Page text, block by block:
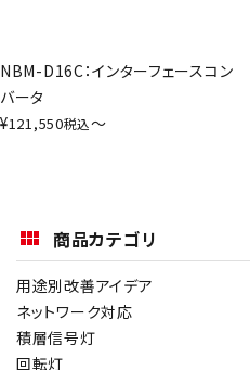
NBM-D16C：インターフェースコン
バータ
¥121,550税込〜
商品カテゴリ
用途別改善アイデア
ネットワーク対応
積層信号灯
回転灯